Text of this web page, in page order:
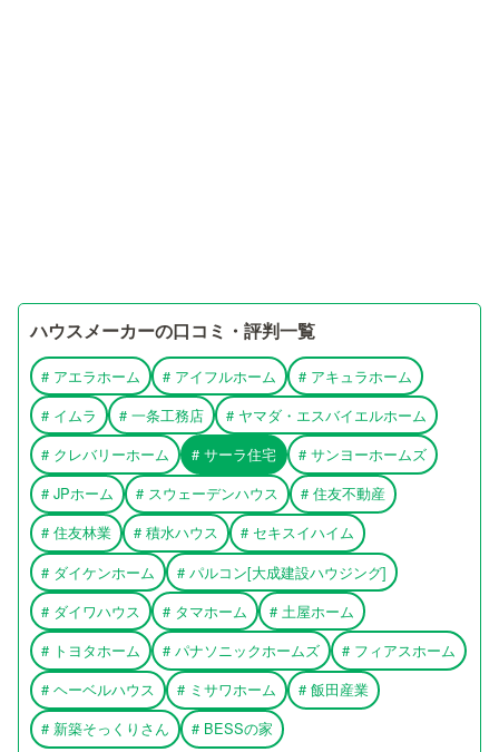
ハウスメーカーの口コミ・評判一覧
# アエラホーム # アイフルホーム # アキュラホーム
# イムラ # 一条工務店 # ヤマダ・エスバイエルホーム
# クレバリーホーム # サーラ住宅 # サンヨーホームズ
# JPホーム # スウェーデンハウス # 住友不動産
# 住友林業 # 積水ハウス # セキスイハイム
# ダイケンホーム # パルコン[大成建設ハウジング]
# ダイワハウス # タマホーム # 土屋ホーム
# トヨタホーム # パナソニックホームズ # フィアスホーム
# ヘーベルハウス # ミサワホーム # 飯田産業
# 新築そっくりさん # BESSの家